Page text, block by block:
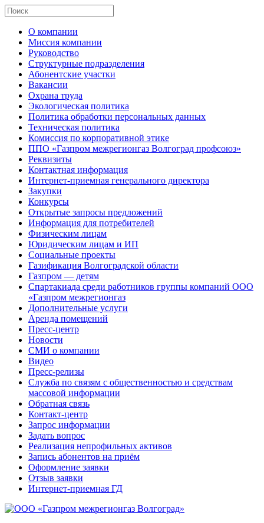
О компании
Миссия компании
Руководство
Структурные подразделения
Абонентские участки
Вакансии
Охрана труда
Экологическая политика
Политика обработки персональных данных
Техническая политика
Комиссия по корпоративной этике
ППО «Газпром межрегионгаз Волгоград профсоюз»
Реквизиты
Контактная информация
Интернет-приемная генерального директора
Закупки
Конкурсы
Открытые запросы предложений
Информация для потребителей
Физическим лицам
Юридическим лицам и ИП
Социальные проекты
Газификация Волгоградской области
Газпром — детям
Спартакиада среди работников группы компаний ООО
«Газпром межрегионгаз
Дополнительные услуги
Аренда помещений
Пресс-центр
Новости
СМИ о компании
Видео
Пресс-релизы
Служба по связям с общественностью и средствам
массовой информации
Обратная связь
Контакт-центр
Запрос информации
Задать вопрос
Реализация непрофильных активов
Запись абонентов на приём
Оформление заявки
Отзыв заявки
Интернет-приемная ГД